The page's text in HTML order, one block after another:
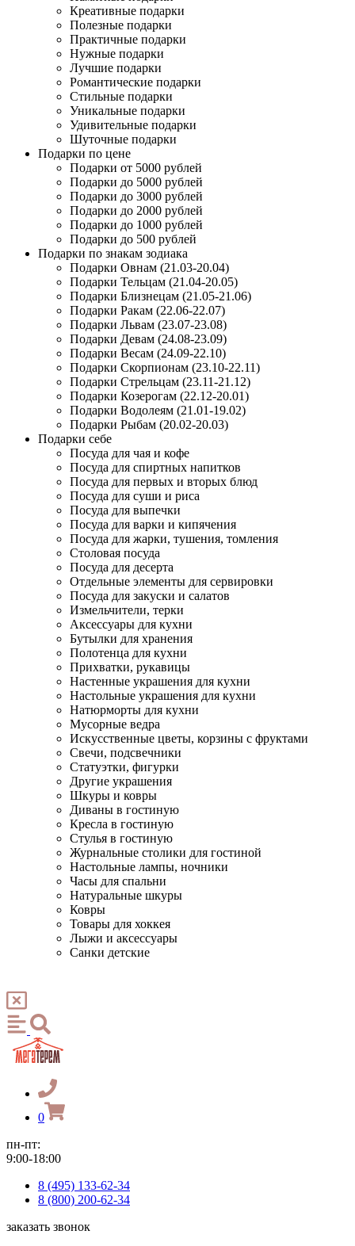
Креативные подарки
Полезные подарки
Практичные подарки
Нужные подарки
Лучшие подарки
Романтические подарки
Стильные подарки
Уникальные подарки
Удивительные подарки
Шуточные подарки
Подарки по цене
Подарки от 5000 рублей
Подарки до 5000 рублей
Подарки до 3000 рублей
Подарки до 2000 рублей
Подарки до 1000 рублей
Подарки до 500 рублей
Подарки по знакам зодиака
Подарки Овнам (21.03-20.04)
Подарки Тельцам (21.04-20.05)
Подарки Близнецам (21.05-21.06)
Подарки Ракам (22.06-22.07)
Подарки Львам (23.07-23.08)
Подарки Девам (24.08-23.09)
Подарки Весам (24.09-22.10)
Подарки Скорпионам (23.10-22.11)
Подарки Стрельцам (23.11-21.12)
Подарки Козерогам (22.12-20.01)
Подарки Водолеям (21.01-19.02)
Подарки Рыбам (20.02-20.03)
Подарки себе
Посуда для чая и кофе
Посуда для спиртных напитков
Посуда для первых и вторых блюд
Посуда для суши и риса
Посуда для выпечки
Посуда для варки и кипячения
Посуда для жарки, тушения, томления
Столовая посуда
Посуда для десерта
Отдельные элементы для сервировки
Посуда для закуски и салатов
Измельчители, терки
Аксессуары для кухни
Бутылки для хранения
Полотенца для кухни
Прихватки, рукавицы
Настенные украшения для кухни
Настольные украшения для кухни
Натюрморты для кухни
Мусорные ведра
Искусственные цветы, корзины с фруктами
Свечи, подсвечники
Статуэтки, фигурки
Другие украшения
Шкуры и ковры
Диваны в гостиную
Кресла в гостиную
Стулья в гостиную
Журнальные столики для гостиной
Настольные лампы, ночники
Часы для спальни
Натуральные шкуры
Ковры
Товары для хоккея
Лыжи и аксессуары
Санки детские
0
пн-пт:
9:00-18:00
8 (495) 133-62-34
8 (800) 200-62-34
заказать звонок